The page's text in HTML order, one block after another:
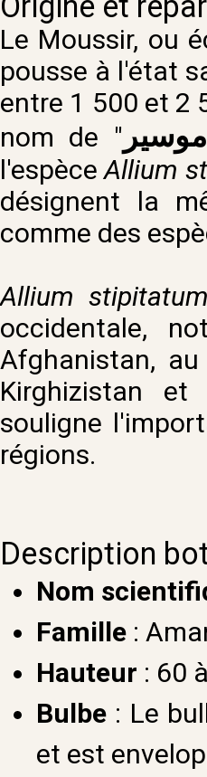
Le Moussir, ou
pousse à l'état
entre 1 500 et 2
nom de " موسیر
l'espèceAllium
désignent la
comme des
Allium stipitatum
occidentale,
Afghanistan,
Kirghizistan et
souligne
régions.
Description
Nom
Famille :
Hauteur : 60
Bulbe : Le
et est